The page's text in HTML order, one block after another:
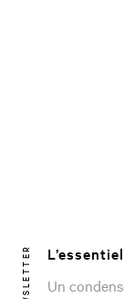
NEWSLETTER
Un